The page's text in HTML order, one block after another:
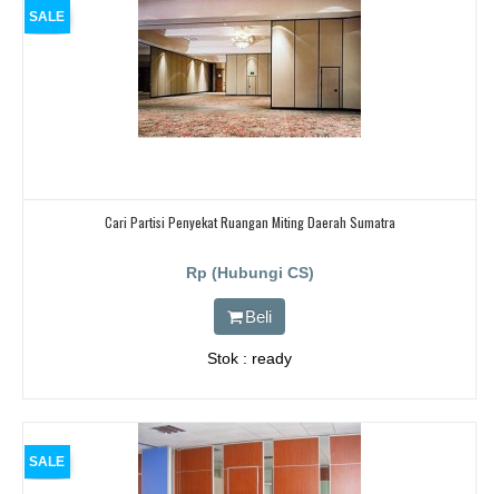
SALE
Cari Partisi Penyekat Ruangan Miting Daerah Sumatra
Rp (Hubungi CS)
Beli
Stok : ready
SALE